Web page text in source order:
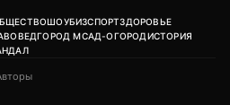
ШОУБИЗСПОРТЗДОРОВЬЕ
ГОРОД МСАД-ОГОРОДИСТОРИЯ